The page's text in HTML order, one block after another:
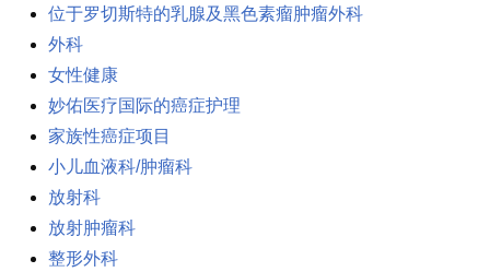
位于罗切斯特的乳腺及黑色素瘤肿瘤外科
外科
女性健康
妙佑医疗国际的癌症护理
家族性癌症项目
小儿血液科/肿瘤科
放射科
放射肿瘤科
整形外科